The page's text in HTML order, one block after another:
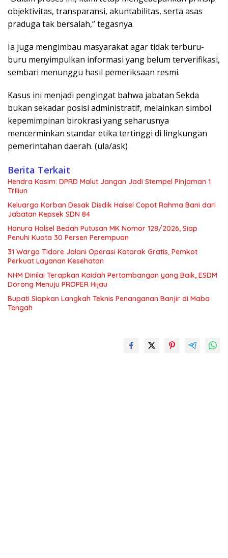
objektivitas, transparansi, akuntabilitas, serta asas
praduga tak bersalah,” tegasnya.
Ia juga mengimbau masyarakat agar tidak terburu-
buru menyimpulkan informasi yang belum terverifikasi,
sembari menunggu hasil pemeriksaan resmi.
Kasus ini menjadi pengingat bahwa jabatan Sekda
bukan sekadar posisi administratif, melainkan simbol
kepemimpinan birokrasi yang seharusnya
mencerminkan standar etika tertinggi di lingkungan
pemerintahan daerah. (ula/ask)
Berita Terkait
Hendra Kasim: DPRD Malut Jangan Jadi Stempel Pinjaman 1
Triliun
Keluarga Korban Desak Disdik Halsel Copot Rahma Bani dari
Jabatan Kepsek SDN 84
Hanura Halsel Bedah Putusan MK Nomor 128/2026, Siap
Penuhi Kuota 30 Persen Perempuan
31 Warga Tidore Jalani Operasi Katarak Gratis, Pemkot
Perkuat Layanan Kesehatan
NHM Dinilai Terapkan Kaidah Pertambangan yang Baik, ESDM
Dorong Menuju PROPER Hijau
Bupati Siapkan Langkah Teknis Penanganan Banjir di Maba
Tengah